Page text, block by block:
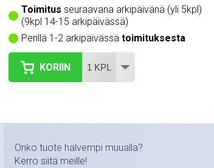
Toimitus seuraavana arkipäivänä (yli 5kpl)
(9kpl 14-15 arkipäivässä)
Perillä 1-2 arkipäivässä toimituksesta
KORIIN
Onko tuote halvempi muualla?
Kerro siitä meille!